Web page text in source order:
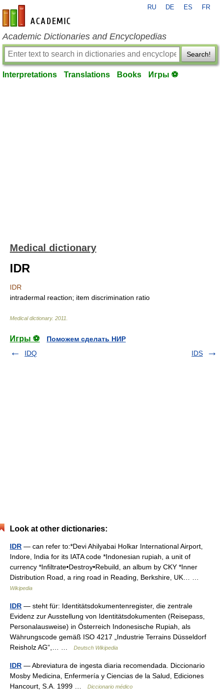
en-academic.com
RU DE ES FR
Academic Dictionaries and Encyclopedias
Search!
Interpretations Translations Books Игры ⚽
Medical dictionary
IDR
IDR
intradermal reaction; item discrimination ratio
Medical dictionary. 2011
Игры ⚽
Поможем сделать НИР
IDQ
IDS
Look at other dictionaries:
IDR — can refer to:*Devi Ahilyabai Holkar International Airport,
Indore, India for its IATA code *Indonesian rupiah, a unit of
currency *Infiltrate•Destroy•Rebuild, an album by CKY *Inner
Distribution Road, a ring road in Reading, Berkshire, UK… …
Wikipedia
IDR — steht für: Identitätsdokumentenregister, die zentrale
Evidenz zur Ausstellung von Identitätsdokumenten (Reisepass,
Personalausweise) in Österreich Indonesische Rupiah, als
Währungscode gemäß ISO 4217 „Industrie Terrains Düsseldorf
Reisholz AG“,… …
Deutsch Wikipedia
IDR — Abreviatura de ingesta diaria recomendada. Diccionario
Mosby Medicina, Enfermería y Ciencias de la Salud, Ediciones
Hancourt, S.A. 1999 …
Diccionario médico